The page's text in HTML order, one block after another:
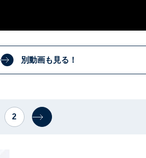
別動画も見る！
2